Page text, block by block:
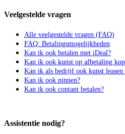
Veelgestelde vragen
Alle veelgestelde vragen (FAQ)
FAQ: Betalingsmogelijkheden
Kan ik ook betalen met iDeal?
Kan ik ook kunst op afbetaling
Kan ik als bedrijf ook kunst
Kan ik ook pinnen?
Kan ik ook contant betalen?
Assistentie nodig?